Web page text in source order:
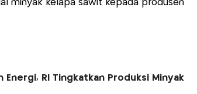
minyak kelapa sawit kepada produsen
Energi, RI Tingkatkan Produksi Minyak